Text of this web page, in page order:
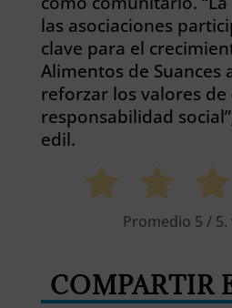
las asociaciones
clave para el
Alimentos de Suances
reforzar los valores
responsabilidad
edil.
Promedio 5 / 5.
COMPARTIR